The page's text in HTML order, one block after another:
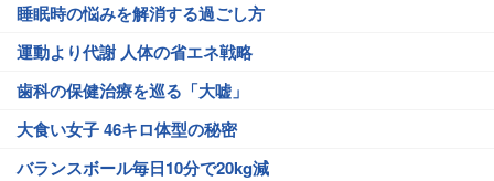
睡眠時の悩みを解消する過ごし方
運動より代謝 人体の省エネ戦略
歯科の保健治療を巡る「大嘘」
大食い女子 46キロ体型の秘密
バランスボール毎日10分で20kg減